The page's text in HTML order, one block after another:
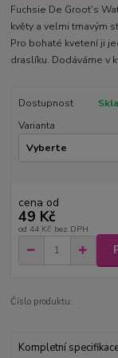
Fuchsie De Groot's
květy a velmi tmavým
Pro bohaté kvetení ji
draslíku. Dodáváme v
Dostupnost
Varianta
cena od
49 Kč
od 44 Kč bez DPH
Číslo produktu:
Kompletní